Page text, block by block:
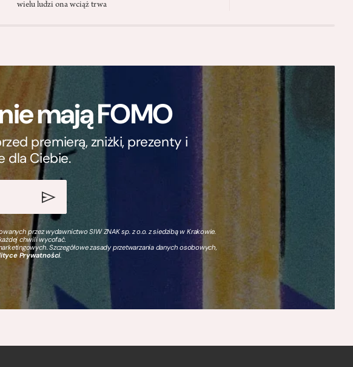
wielu ludzi ona wciąż trwa
mają FOMO
premierą, zniżki, prezenty i
dla Ciebie.
przez wydawnictwo SIW ZNAK sp. z o.o. z siedzibą w Krakowie.
chwili wycofać.
Szczegółowe zasady przetwarzania danych osobowych,
Prywatności.